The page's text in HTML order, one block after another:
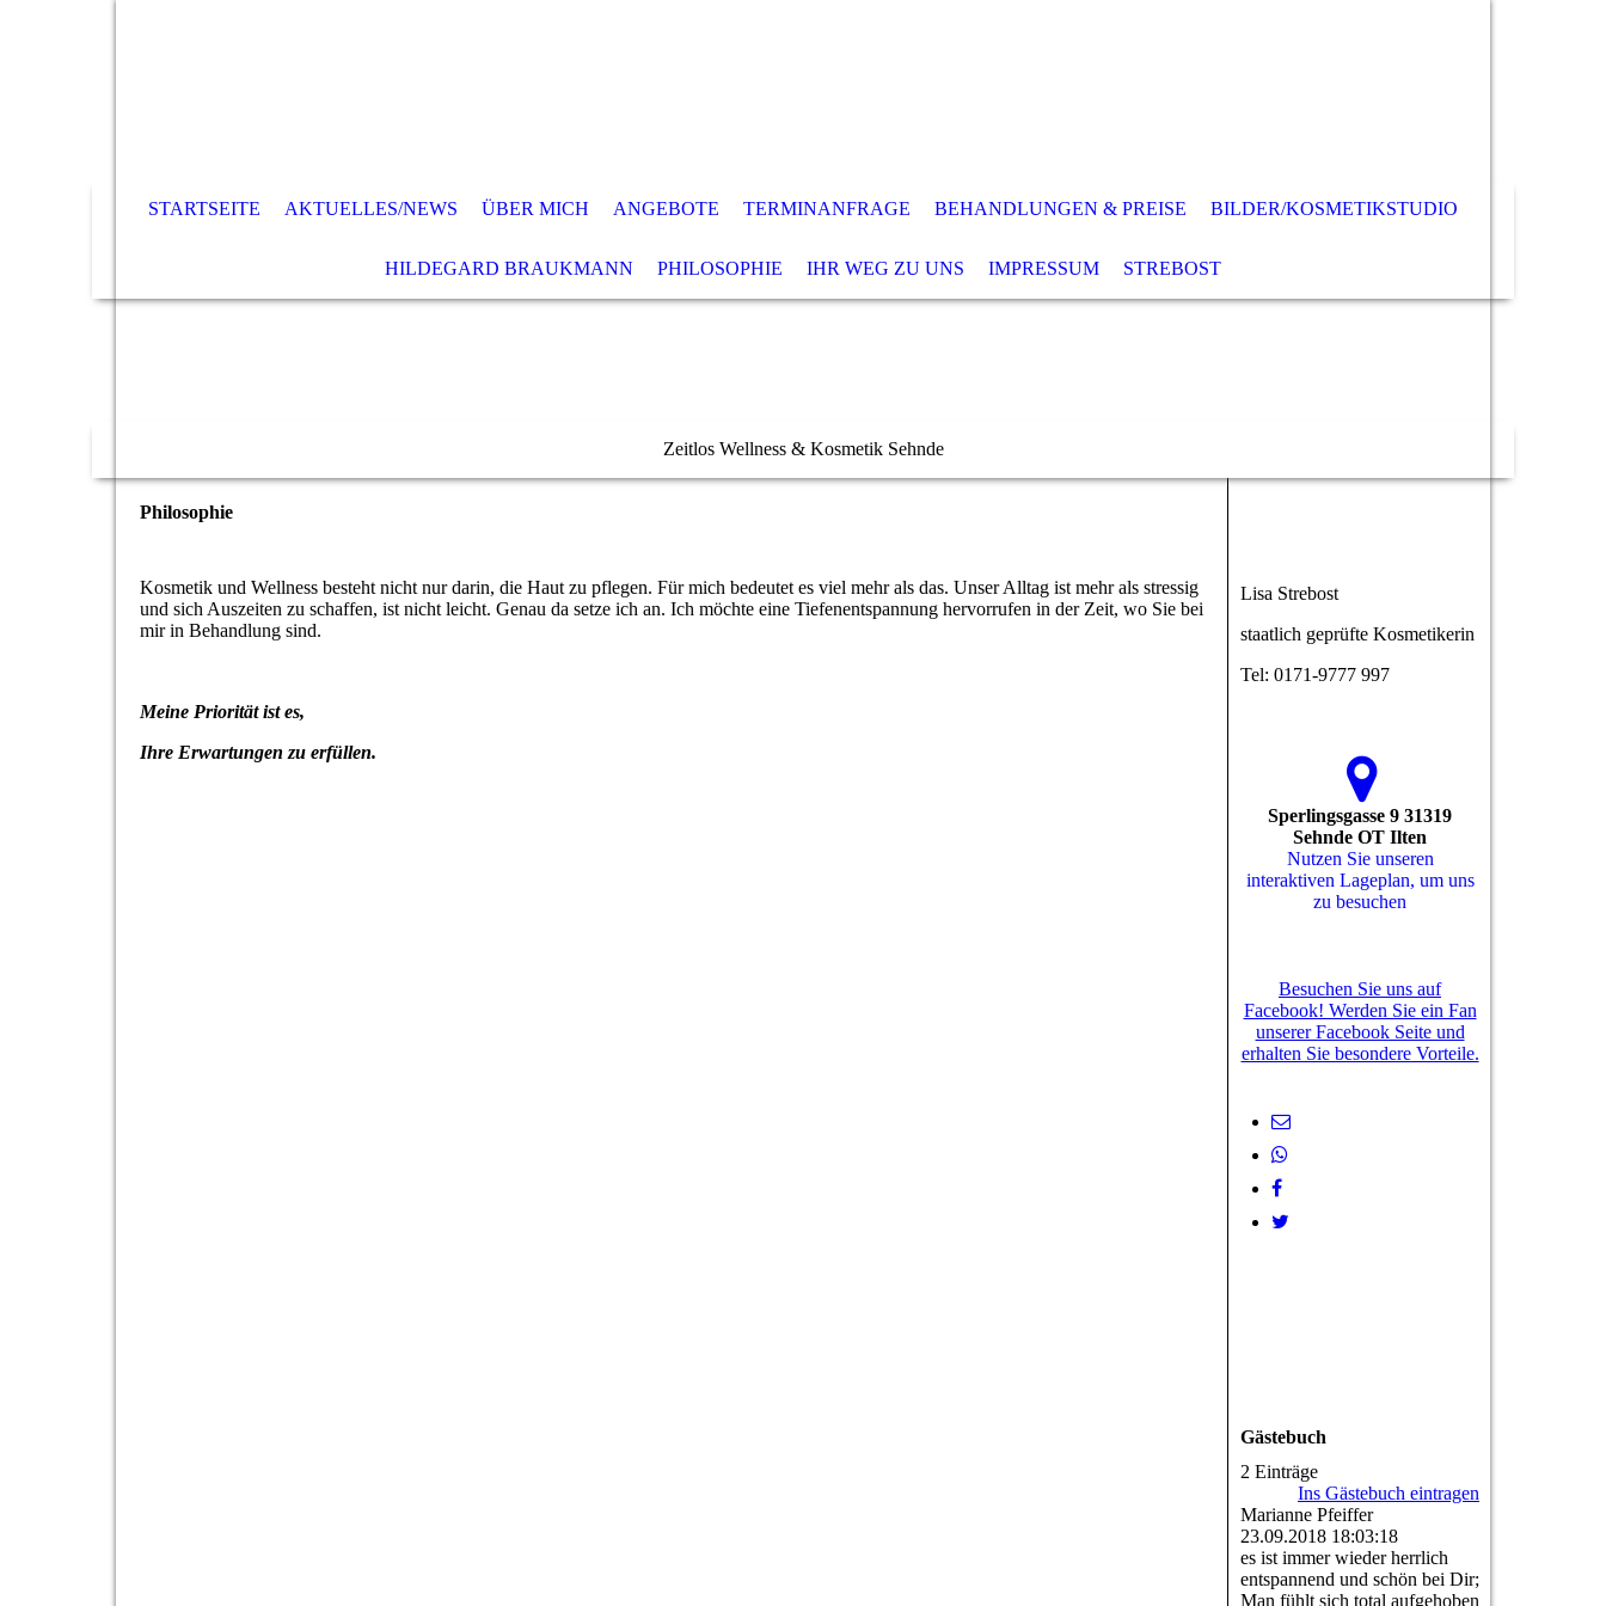
STARTSEITE AKTUELLES/NEWS ÜBER MICH ANGEBOTE TERMINANFRAGE BEHANDLUNGEN & PREISE BILDER/KOSMETIKSTUDIO
HILDEGARD BRAUKMANN PHILOSOPHIE IHR WEG ZU UNS IMPRESSUM STREBOST
Zeitlos Wellness & Kosmetik Sehnde
Philosophie
Kosmetik und Wellness besteht nicht nur darin, die Haut zu pflegen. Für mich bedeutet es viel mehr als das. Unser Alltag ist mehr als stressig
und sich Auszeiten zu schaffen, ist nicht leicht. Genau da setze ich an. Ich möchte eine Tiefenentspannung hervorrufen in der Zeit, wo Sie bei
mir in Behandlung sind.
Meine Priorität ist es,
Ihre Erwartungen zu erfüllen.
Lisa Strebost
staatlich geprüfte Kosmetikerin
Tel: 0171-9777 997
Sperlingsgasse 9 31319
Sehnde OT Ilten
Nutzen Sie unseren
interaktiven La­ge­plan, um uns
zu besuchen
Besuchen Sie uns auf
Facebook! Werden Sie ein Fan
unserer Facebook Seite und
erhalten Sie besondere Vorteile.
Gästebuch
2 Einträge
Ins Gästebuch eintragen
Marianne Pfeiffer
23.09.2018 18:03:18
es ist immer wieder herrlich
entspannend und schön bei Dir;
Man fühlt sich total aufgehoben